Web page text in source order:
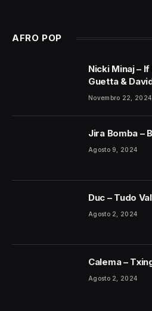
AFRO POP
Nicki Minaj – If
Guetta &
Novembro 22, 2024
Jira Bomba –
Agosto 9, 2024
Duc – Tudo
Agosto 2, 2024
Calema –
Agosto 2, 2024